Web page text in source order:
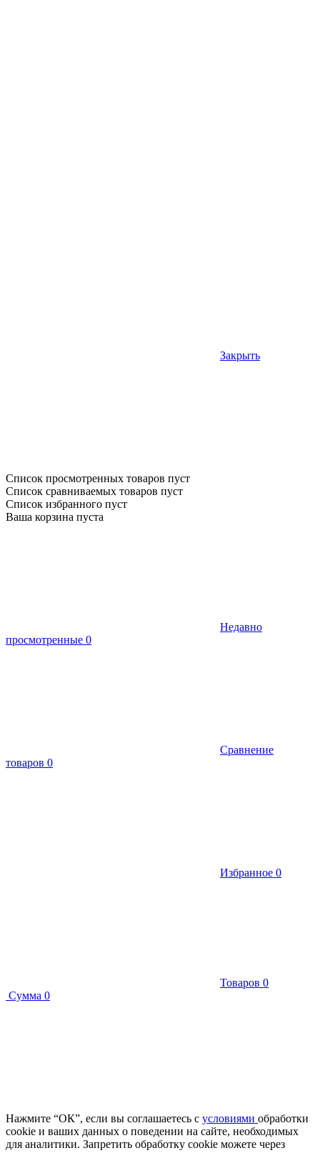
Закрыть
Список просмотренных товаров пуст
Список сравниваемых товаров пуст
Список избранного пуст
Ваша корзина пуста
Недавно
просмотренные 0
Сравнение
товаров 0
Избранное 0
Товаров 0
Сумма 0
Нажмите “ОК”, если вы соглашаетесь с условиями обработки
cookie и ваших данных о поведении на сайте, необходимых
для аналитики. Запретить обработку cookie можете через